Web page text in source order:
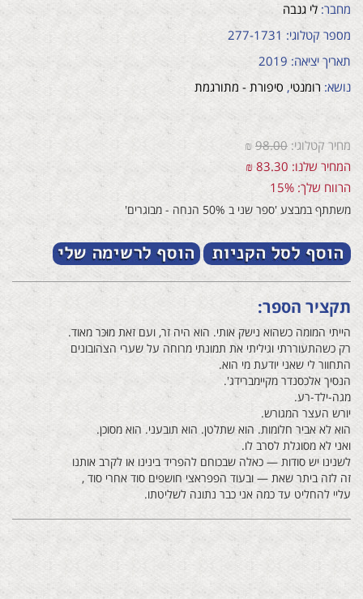
מחבר: לי גנבה
מספר קטלוגי: 277-1731
תאריך יציאה: 2019
נושא: רומנטי, סיפורת - מתורגמת
מחיר קטלוגי: 98.00
₪
המחיר שלנו: 83.30 ₪
הרווח שלך: 15%
משתתף במבצע 'ספר שני ב 50% הנחה - מבוגרים'
תקציר הספר:
הייתי המומה כשהוא נישק אותי. הוא היה זר, ועם זאת מוּכּר מאוד.
רק כשהתעוררתי וגיליתי את תמונתי מרוחה על שערי הצהובונים
התחוור לי שאני יודעת מי הוא.
הנסיך אלכסנדר מקיימברידג'.
מגה-ילד-רע.
יורש העצר המגורש.
הוא לא אביר חלומות. הוא שתלטן. הוא תובעני. הוא מסוכן.
ואני לא מסוגלת לסרב לו.
לשנינו יש סודות — כאלה שבכוחם להפריד בינינו או לקרב אותנו
זה לזה ביתר שאת — ובעוד הפפראצי חושפים סוד אחרי סוד ,
עליי להחליט עד כמה אני כבר נתונה לשליטתו.